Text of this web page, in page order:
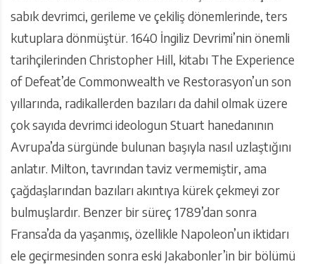
sabık devrimci, gerileme ve çekiliş dönemlerinde, ters
kutuplara dönmüştür. 1640 İngiliz Devrimi’nin önemli
tarihçilerinden Christopher Hill, kitabı The Experience
of Defeat’de Commonwealth ve Restorasyon’un son
yıllarında, radikallerden bazıları da dahil olmak üzere
çok sayıda devrimci ideologun Stuart hanedanının
Avrupa’da sürgünde bulunan başıyla nasıl uzlaştığını
anlatır. Milton, tavrından taviz vermemiştir, ama
çağdaşlarından bazıları akıntıya kürek çekmeyi zor
bulmuşlardır. Benzer bir süreç 1789’dan sonra
Fransa’da da yaşanmış, özellikle Napoleon’un iktidarı
ele geçirmesinden sonra eski Jakabonler’in bir bölümü